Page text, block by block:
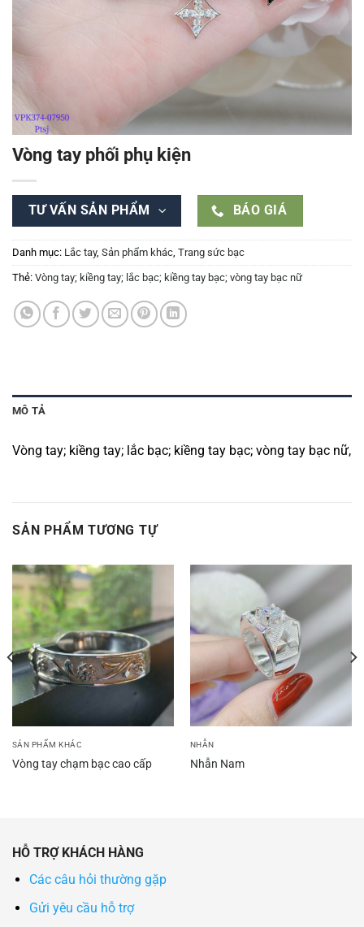
Vòng tay phối phụ kiện
TƯ VẤN SẢN PHẨM BÁO GIÁ
Danh mục: Lắc tay, Sản phẩm khác Trang sức bạc
Thẻ: Vòng tay; kiềng tay; lắc bạc; kiềng tay bạc; vòng tay bạc nữ
MÔ TẢ
Vòng tay; kiềng tay; lắc bạc; kiềng tay bạc; vòng tay bạc nữ,
SẢN PHẨM TƯƠNG TỰ
SẢN PHẨM KHÁC
Vòng tay chạm bạc cao cấp
NHẪN
Nhẫn Nam
HỖ TRỢ KHÁCH HÀNG
Các câu hỏi thường gặp
Gửi yêu cầu hỗ trợ